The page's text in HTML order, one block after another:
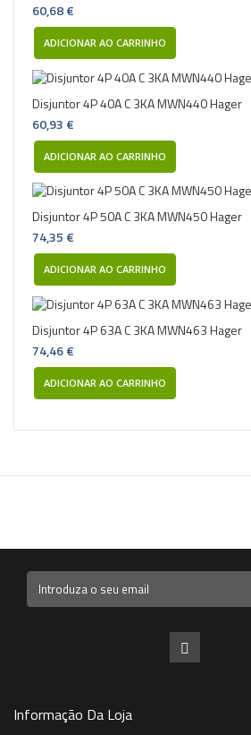
60,68 €
ADICIONAR AO CARRINHO
Disjuntor 4P 40A C 3KA MWN440 Hager
60,93 €
ADICIONAR AO CARRINHO
Disjuntor 4P 50A C 3KA MWN450 Hager
74,35 €
ADICIONAR AO CARRINHO
Disjuntor 4P 63A C 3KA MWN463 Hager
74,46 €
ADICIONAR AO CARRINHO
Informação Da Loja